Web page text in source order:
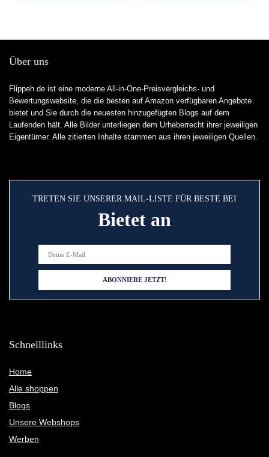
Über uns
Flippeh.de ist eine moderne All-in-One-Preisvergleichs- und
Bewertungswebsite, die die besten auf Amazon verfügbaren Angebote
bietet und Sie durch die neuesten hinzugefügten Blogs auf dem
Laufenden hält. Alle Bilder unterliegen dem Urheberrecht ihrer jeweiligen
Eigentümer. Alle zitierten Inhalte stammen aus ihren jeweiligen Quellen.
TRETEN SIE UNSERER MAIL-LISTE FÜR BESTE BEI
Bietet an
Schnelllinks
Home
Alle shoppen
Blogs
Unsere Webshops
Werben